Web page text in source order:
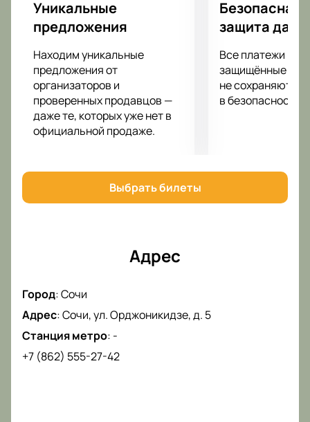
Уникальные
предложения
Находим уникальные
предложения от
организаторов и
проверенных продавцов —
даже те, которых уже нет в
официальной продаже.
Безопасная
защита
Все платежи
защищённые
не сохраняются
в безопасности.
Выбрать билеты
Адрес
Город:Сочи
Адрес:Сочи, ул. Орджоникидзе, д. 5
Станция метро: -
+7 (862) 555-27-42